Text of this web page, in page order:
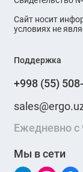
Сайт носит
условиях не
Поддержка
+998 (55)
Ежедневно с
Мы в сети